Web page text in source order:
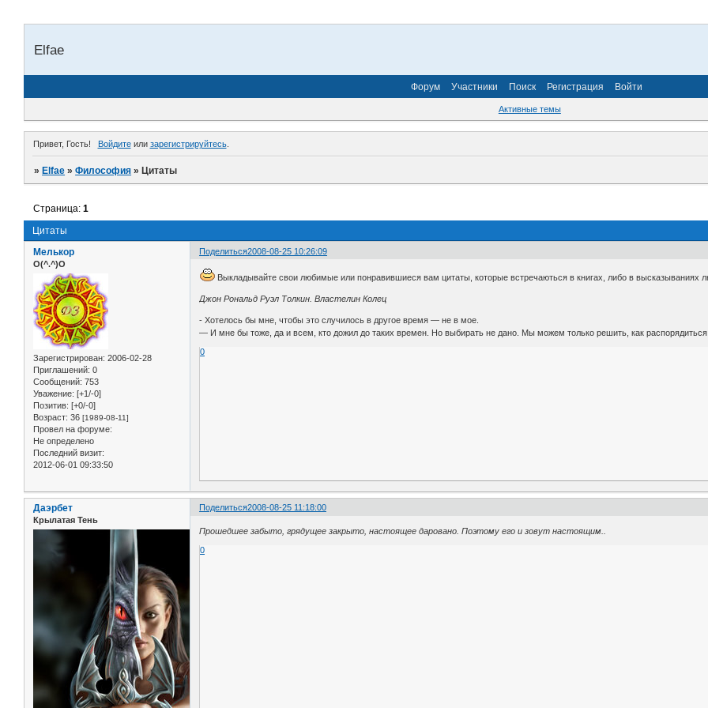
Elfae
Форум Участники Поиск Регистрация Войти
Активные темы
Привет, Гость! Войдитеили зарегистрируйтесь.
»Elfae »Философия »Цитаты
Цитаты
Страница:1
Поделиться2008-08-25 10:26:09
Мелькор
O(^.^)O
Зарегистрирован: 2006-02-28
Приглашений: 0
Сообщений: 753
Уважение: [+1/-0]
Позитив: [+0/-0]
Возраст: 36 [1989-08-11]
Провел на форуме:
Не определено
Последний визит:
2012-06-01 09:33:50
Выкладывайте свои любимые или понравившиеся вам цитаты, которые встречаються в книгах, либо в
Джон Рональд Руэл Толкин. Властелин Колец
- Хотелось бы мне, чтобы это случилось в другое время — не в мое.
— И мне бы тоже, да и всем, кто дожил до таких времен. Но выбирать не дано. Мы можем только решить, как
0
Поделиться2008-08-25 11:18:00
Даэрбет
Крылатая Тень
Прошедшее забыто, грядущее закрыто, настоящее даровано. Поэтому его и зовут настоящим..
0